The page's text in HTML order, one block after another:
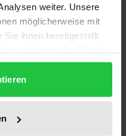
weiter. Unsere
möglicherweise mit
Sie ihnen bereitgestellt
sind auch die
Ziele der in diesem
United States
Yad Vashem
(Deutschland),
und das
Blick auf die